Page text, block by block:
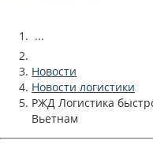
...
Новости
Новости логистики
РЖД Логистика
Вьетнам